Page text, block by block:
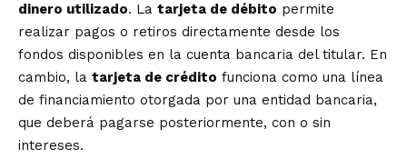
dinero utilizado. La tarjeta de débito permite
realizar pagos o retiros directamente desde los
fondos disponibles en la cuenta bancaria del titular. En
cambio, la tarjeta de crédito funciona como una línea
de financiamiento otorgada por una entidad bancaria,
que deberá pagarse posteriormente, con o sin
intereses.